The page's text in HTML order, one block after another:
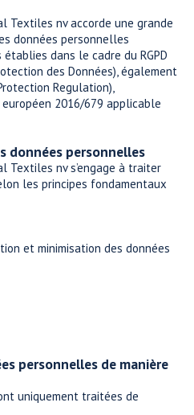
Textiles nv accorde une grande
données personnelles
dans le cadre du RGPD
des Données), également
Regulation),
2016/679 applicable
données personnelles
Textiles nv s’engage à traiter
les principes fondamentaux
et minimisation des données
personnelles de manière
uniquement traitées de